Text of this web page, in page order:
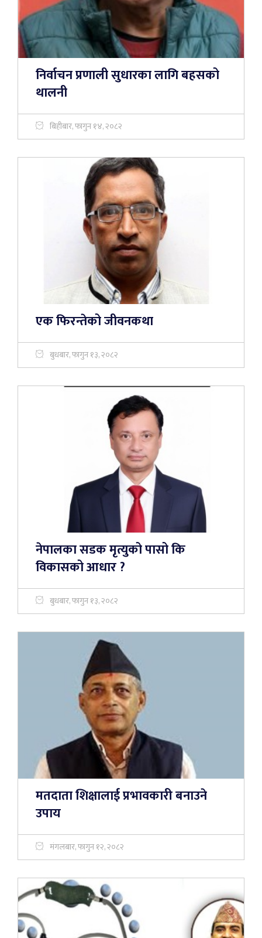
निर्वाचन प्रणाली सुधारका लागि बहसको
थालनी
बिहीबार, फागुन १४, २०८२
एक फिरन्तेको जीवनकथा
बुधबार, फागुन १३, २०८२
नेपालका सडक मृत्युको पासो कि
विकासको आधार ?
बुधबार, फागुन १३, २०८२
मतदाता शिक्षालाई प्रभावकारी बनाउने
उपाय
मंगलबार, फागुन १२, २०८२